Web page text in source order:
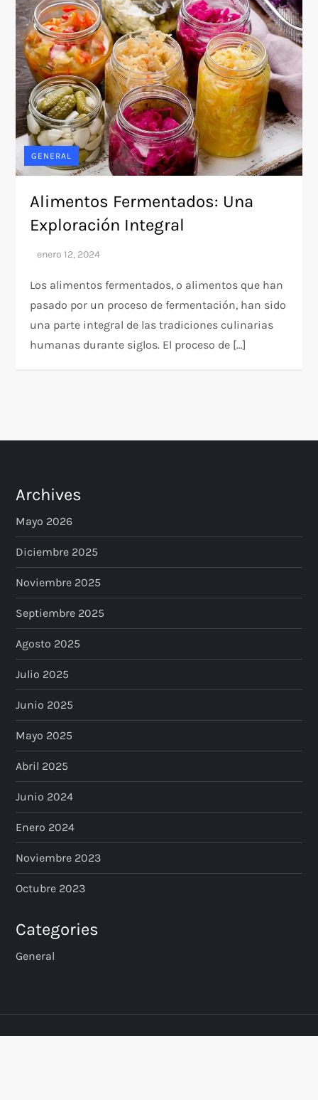
GENERAL
Alimentos Fermentados: Una
Exploración Integral
Los alimentos fermentados, o alimentos que han
pasado por un proceso de fermentación, han sido
una parte integral de las tradiciones culinarias
humanas durante siglos. El proceso de […]
Archives
Mayo 2026
Diciembre 2025
Noviembre 2025
Septiembre 2025
Agosto 2025
Julio 2025
Junio 2025
Mayo 2025
Abril 2025
Junio 2024
Enero 2024
Noviembre 2023
Octubre 2023
Categories
General